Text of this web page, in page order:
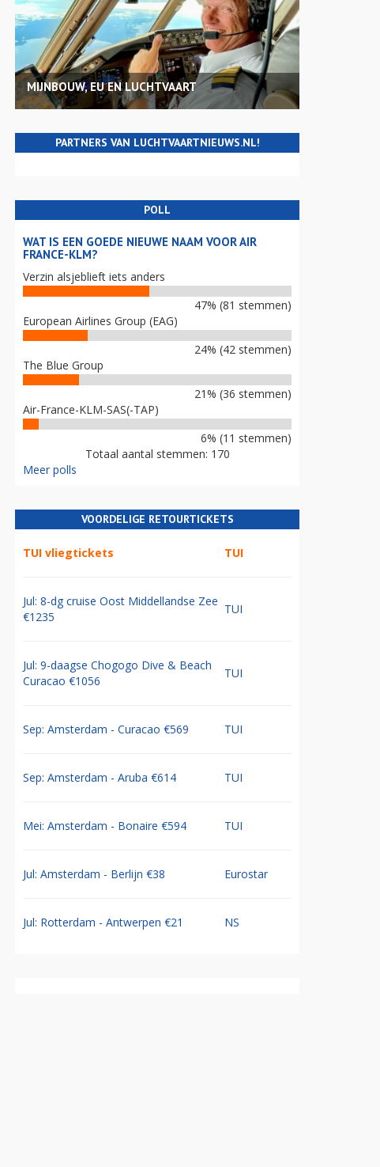
MIJNBOUW, EU EN LUCHTVAART
PARTNERS VAN LUCHTVAARTNIEUWS.NL!
POLL
WAT IS EEN GOEDE NIEUWE NAAM VOOR AIR
FRANCE-KLM?
Verzin alsjeblieft iets anders
47% (81 stemmen)
European Airlines Group (EAG)
24% (42 stemmen)
The Blue Group
21% (36 stemmen)
Air-France-KLM-SAS(-TAP)
6% (11 stemmen)
Totaal aantal stemmen: 170
Meer polls
VOORDELIGE RETOURTICKETS
TUI vliegtickets TUI
Jul: 8-dg cruise Oost Middellandse Zee
€1235
TUI
Jul: 9-daagse Chogogo Dive & Beach
Curacao €1056
TUI
Sep: Amsterdam - Curacao €569 TUI
Sep: Amsterdam - Aruba €614 TUI
Mei: Amsterdam - Bonaire €594 TUI
Jul: Amsterdam - Berlijn €38 Eurostar
Jul: Rotterdam - Antwerpen €21 NS